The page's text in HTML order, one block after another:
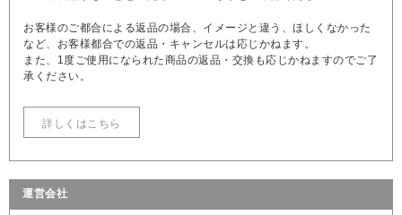
お客様のご都合による返品の場合、イメージと違う、ほしくなかった
など、お客様都合での返品・キャンセルは応じかねます。
また、1度ご使用になられた商品の返品・交換も応じかねますのでご了
承ください。
詳しくはこちら
運営会社